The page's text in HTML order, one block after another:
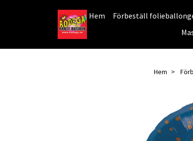
Hem Förbeställ
Hem